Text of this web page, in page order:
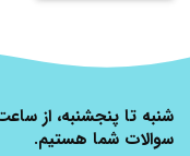
سوالات شما هستیم.